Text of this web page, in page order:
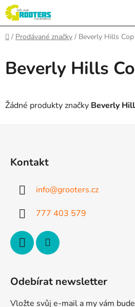
Přejít
na
obsah
Domů
/ Prodávané značky / Beverly Hills Cop
Beverly Hills
Žádné produkty značky Beverly
Kontakt
info@grooters.cz
777 403 579
Odebírat newsletter
Vložte svůj e-mail a my vám